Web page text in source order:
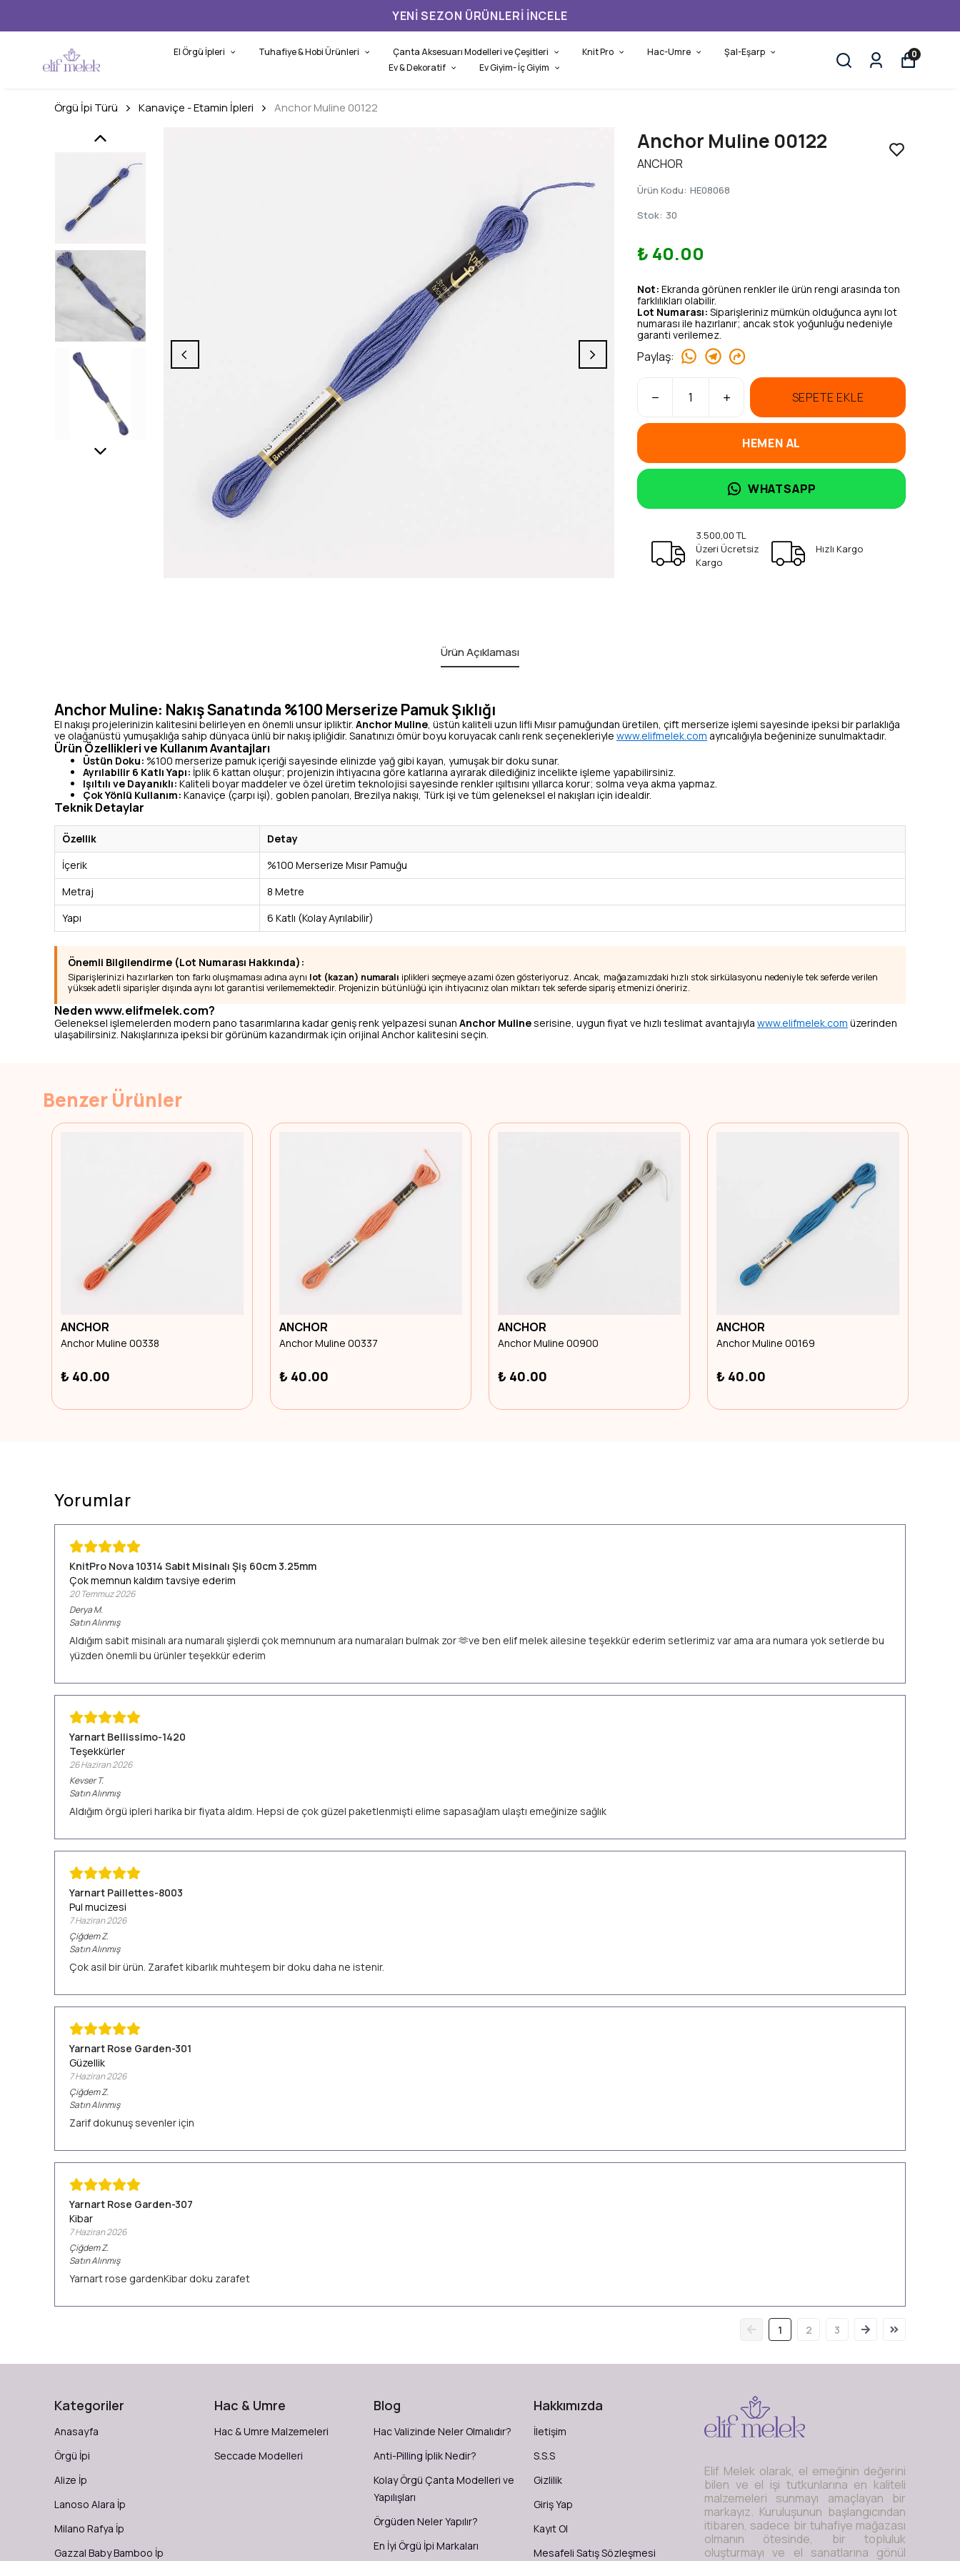
YENI SEZON ÜRÜNLERI İNCELE
El Örgü İpleri Tuhafiye & Hobi Ürünleri Çanta Aksesuarı Modelleri ve Çeşitleri Knit Pro Hac-Umre
Şal-Eşarp
Ev & Dekoratif
Ev Giyim- İç Giyim
0
Örgü İpi Türü Kanaviçe - Etamin İpleri Anchor Muline 00122
Anchor Muline 00122
ANCHOR
Ürün Kodu: HE08068
Stok: 30
₺ 40.00
Not: Ekranda görünen renkler ile ürün rengi arasında ton
farklılıkları olabilir.
Lot Numarası: Siparişleriniz mümkün olduğunca aynı lot
numarası ile hazırlanır; ancak stok yoğunluğu nedeniyle
garanti verilemez.
Paylaş:
SEPETE EKLE
HEMEN AL
WHATSAPP
3.500,00 TL
Üzeri Ücretsiz
Kargo
Hızlı Kargo
Ürün Açıklaması
Anchor Muline: Nakış Sanatında %100 Merserize Pamuk Şıklığı
El nakışı projelerinizin kalitesini belirleyen en önemli unsur ipliktir. Anchor Muline, üstün kaliteli uzun lifli Mısır pamuğundan üretilen, çift merserize işlemi sayesinde ipeksi bir parlaklığa
ve olağanüstü yumuşaklığa sahip dünyaca ünlü bir nakış ipliğidir. Sanatınızı ömür boyu koruyacak canlı renk seçenekleriyle www.elifmelek.com ayrıcalığıyla beğeninize sunulmaktadır.
Ürün Özellikleri ve Kullanım Avantajları
Üstün Doku: %100 merserize pamuk içeriği sayesinde elinizde yağ gibi kayan, yumuşak bir doku sunar.
Ayrılabilir 6 Katlı Yapı: İplik 6 kattan oluşur; projenizin ihtiyacına göre katlarına ayırarak dilediğiniz incelikte işleme yapabilirsiniz.
Işıltılı ve Dayanıklı: Kaliteli boyar maddeler ve özel üretim teknolojisi sayesinde renkler ışıltısını yıllarca korur; solma veya akma yapmaz.
Çok Yönlü Kullanım: Kanaviçe (çarpı işi), goblen panoları, Brezilya nakışı, Türk işi ve tüm geleneksel el nakışları için idealdir.
Teknik Detaylar
Özellik
Detay
İçerik
%100 Merserize Mısır Pamuğu
Metraj
8 Metre
Yapı
6 Katlı (Kolay Ayrılabilir)
Önemli Bilgilendirme (Lot Numarası Hakkında):
Siparişlerinizi hazırlarken ton farkı oluşmaması adına aynı lot (kazan) numaralı iplikleri seçmeye azami özen gösteriyoruz. Ancak, mağazamızdaki hızlı stok sirkülasyonu nedeniyle tek seferde verilen
yüksek adetli siparişler dışında aynı lot garantisi verilememektedir. Projenizin bütünlüğü için ihtiyacınız olan miktarı tek seferde sipariş etmenizi öneririz.
Neden www.elifmelek.com?
Geleneksel işlemelerden modern pano tasarımlarına kadar geniş renk yelpazesi sunan Anchor Mulineserisine, uygun fiyat ve hızlı teslimat avantajıyla www.elifmelek.com üzerinden
ulaşabilirsiniz. Nakışlarınıza ipeksi bir görünüm kazandırmak için orijinal Anchor kalitesini seçin.
Benzer Ürünler
ANCHOR
Anchor Muline 00338
₺ 40.00
ANCHOR
Anchor Muline 00337
₺ 40.00
ANCHOR
Anchor Muline 00900
₺ 40.00
ANCHOR
Anchor Muline 00169
₺ 40.00
Yorumlar
KnitPro Nova 10314 Sabit Misinalı Şiş 60cm 3.25mm
Çok memnun kaldım tavsiye ederim
20 Temmuz 2026
DeryaM.
Satın Alınmış
Aldığım sabit misinalı ara numaralı şişlerdi çok memnunum ara numaraları bulmak zor 🫶ve ben elif melek ailesine teşekkür ederim setlerimiz var ama ara numara yok setlerde bu
yüzden önemli bu ürünler teşekkür ederim
Yarnart Bellissimo-1420
Teşekkürler
26 Haziran 2026
Kevser T.
Satın Alınmış
Aldığım örgü ipleri harika bir fiyata aldım. Hepsi de çok güzel paketlenmişti elime sapasağlam ulaştı emeğinize sağlık
Yarnart Paillettes-8003
Pul mucizesi
7 Haziran 2026
ÇiğdemZ.
Satın Alınmış
Çok asil bir ürün. Zarafet kibarlık muhteşem bir doku daha ne istenir.
Yarnart Rose Garden-301
Güzellik
7 Haziran 2026
ÇiğdemZ.
Satın Alınmış
Zarif dokunuş sevenler için
Yarnart Rose Garden-307
Kibar
7 Haziran 2026
ÇiğdemZ.
Satın Alınmış
Yarnart rose gardenKibar doku zarafet
1 2 3
Kategoriler
Anasayfa
Örgü İpi
Alize İp
Lanoso Alara İp
Milano Rafya İp
Gazzal Baby Bamboo İp
Hac & Umre
Hac & Umre Malzemeleri
Seccade Modelleri
Blog
Hac Valizinde Neler Olmalıdır?
Anti-Pilling İplik Nedir?
Kolay Örgü Çanta Modelleri ve
Yapılışları
Örgüden Neler Yapılır?
En İyi Örgü İpi Markaları
Hakkımızda
İletişim
S.S.S
Gizlilik
Giriş Yap
Kayıt Ol
Mesafeli Satış Sözleşmesi
Elif Melek olarak, el emeğinin değerini
bilen ve el işi tutkunlarına en kaliteli
malzemeleri sunmayı amaçlayan bir
markayız. Kuruluşunun başlangıcından
itibaren, sadece bir tuhafiye mağazası
olmanın ötesinde, bir topluluk
oluşturmayı ve el sanatlarına gönül